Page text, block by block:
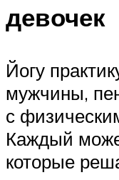
девочек
Йогу
мужчины,
с
Каждый
которые